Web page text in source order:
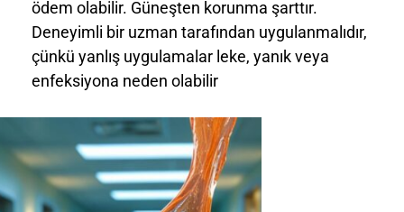
ödem olabilir. Güneşten korunma şarttır.
Deneyimli bir uzman tarafından uygulanmalıdır,
çünkü yanlış uygulamalar leke, yanık veya
enfeksiyona neden olabilir